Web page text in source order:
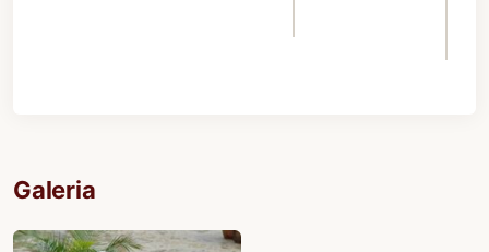
Galeria